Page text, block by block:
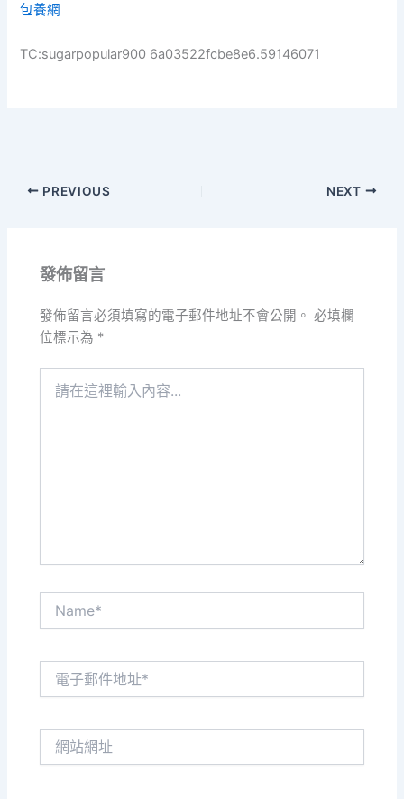
包養網
TC:sugarpopular900 6a03522fcbe8e6.59146071
PREVIOUS NEXT
發佈留言
發佈留言必須填寫的電子郵件地址不會公開。 必填欄
位標示為 *